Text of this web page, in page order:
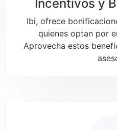
Incentivos y
Ibi, ofrece
quienes optan por
Aprovecha estos